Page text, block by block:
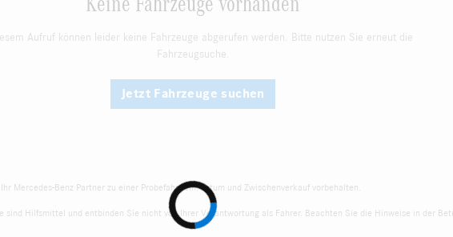
Keine Fahrzeuge vorhanden
Aufruf können leider keine Fahrzeuge abgerufen werden. Bitte nutzen Sie erneut die
Fahrzeugsuche.
Jetzt Fahrzeuge suchen
Mercedes-Benz Partner zu einer Probefahrt ein. Irrtum und Zwischenverkauf vorbehalten.
sind Hilfsmittel und entbinden Sie nicht von Ihrer Verantwortung als Fahrer. Beachten Sie die Hinweise in der